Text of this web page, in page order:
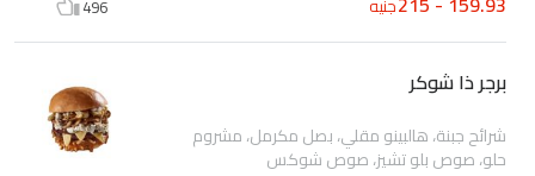
496
برجر ذا شوكر
شرائح جبنة، هالبينو مقلي، بصل مكرمل، مشروم
حلو، صوص بلو تشيز، صوص شوكس